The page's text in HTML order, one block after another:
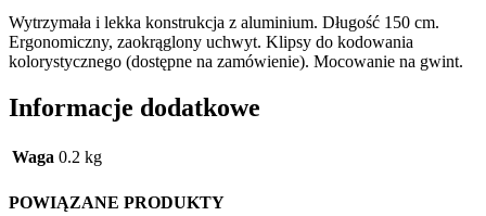
Wytrzymała i lekka konstrukcja z aluminium. Długość 150 cm.
Ergonomiczny, zaokrąglony uchwyt. Klipsy do kodowania
kolorystycznego (dostępne na zamówienie). Mocowanie na gwint.
Informacje dodatkowe
Waga 0.2 kg
POWIĄZANE PRODUKTY